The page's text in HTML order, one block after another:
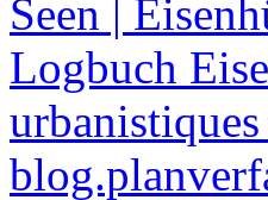
Seen |
Logbuch
urbanistiques